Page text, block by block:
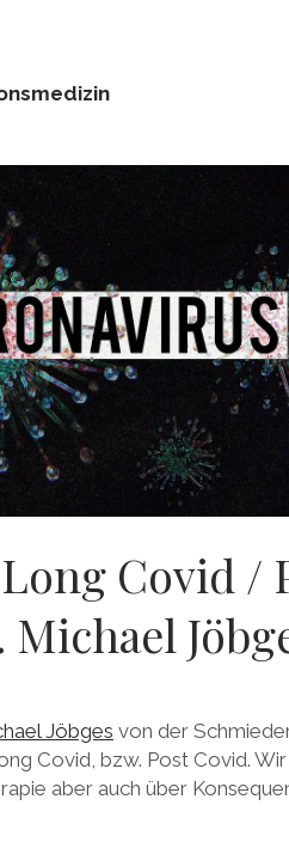
Covid /
Jöbges von der
Covid, bzw. Post Covid.
aber auch über